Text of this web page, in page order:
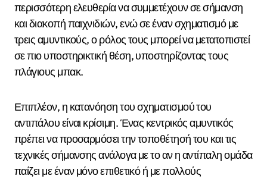
περισσότερη ελευθερία να συμμετέχουν σε σήμανση
και διακοπή παιχνιδιών, ενώ σε έναν σχηματισμό με
τρεις αμυντικούς, ο ρόλος τους μπορεί να μετατοπιστεί
σε πιο υποστηρικτική θέση, υποστηρίζοντας τους
πλάγιους μπακ.
Επιπλέον, η κατανόηση του σχηματισμού του
αντιπάλου είναι κρίσιμη. Ένας κεντρικός αμυντικός
πρέπει να προσαρμόσει την τοποθέτησή του και τις
τεχνικές σήμανσης ανάλογα με το αν η αντίπαλη ομάδα
παίζει με έναν μόνο επιθετικό ή με πολλούς